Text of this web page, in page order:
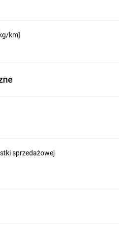
km]
sprzedażowej